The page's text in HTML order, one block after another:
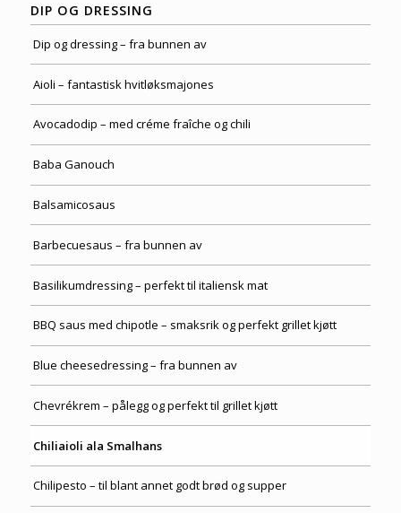
DIP OG DRESSING
Dip og dressing – fra bunnen av
Aioli – fantastisk hvitløksmajones
Avocadodip – med créme fraîche og chili
Baba Ganouch
Balsamicosaus
Barbecuesaus – fra bunnen av
Basilikumdressing – perfekt til italiensk mat
BBQ saus med chipotle – smaksrik og perfekt grillet kjøtt
Blue cheesedressing – fra bunnen av
Chevrékrem – pålegg og perfekt til grillet kjøtt
Chiliaioli ala Smalhans
Chilipesto – til blant annet godt brød og supper